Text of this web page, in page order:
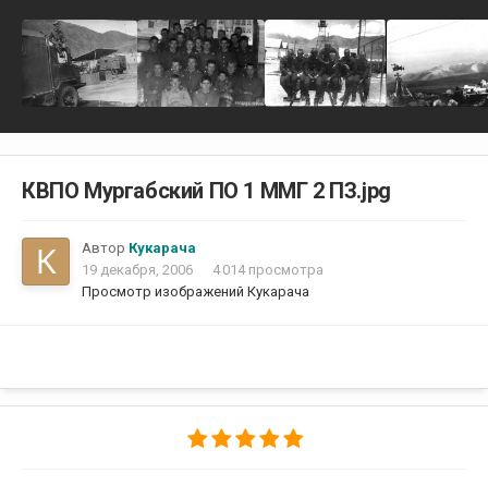
КВПО Мургабский ПО 1 ММГ 2 ПЗ.jpg
Автор Кукарача
19 декабря, 2006
4 014 просмотра
Просмотр изображений Кукарача